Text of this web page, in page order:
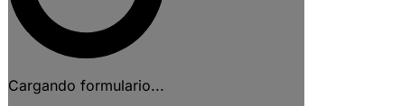
Cargando formulario...